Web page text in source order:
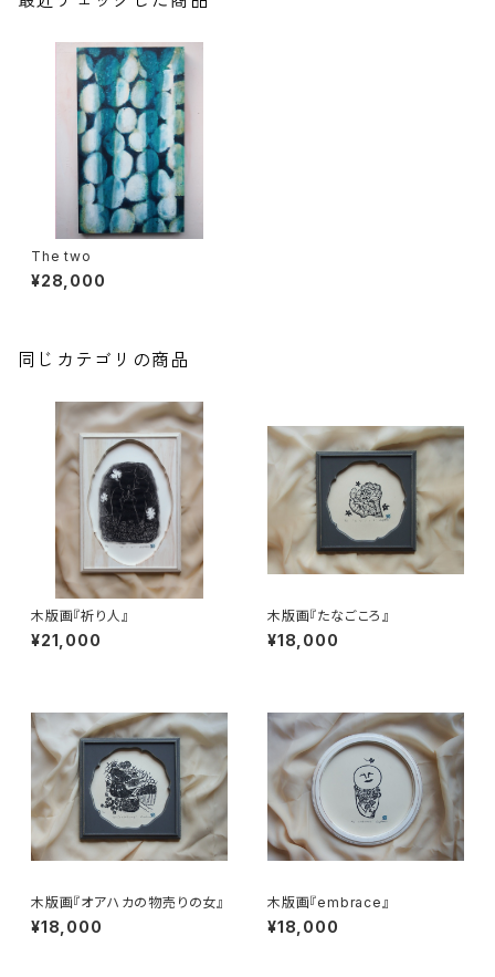
The two
¥28,000
同じカテゴリの商品
木版画『祈り人』
¥21,000
木版画『たなごころ』
¥18,000
木版画『オアハカの物売りの女』
¥18,000
木版画『embrace』
¥18,000